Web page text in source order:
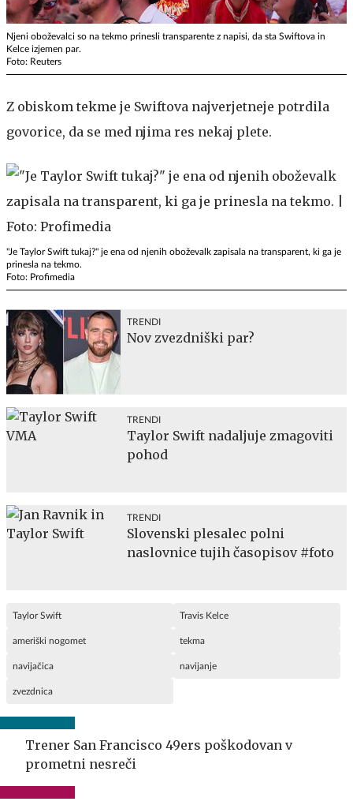
Njeni oboževalci so na tekmo prinesli transparente z napisi, da sta Swiftova in
Kelce izjemen par.
Foto: Reuters
Z obiskom tekme je Swiftova najverjetneje potrdila
govorice, da se med njima res nekaj plete.
"Je Taylor Swift tukaj?" je ena od njenih oboževalk zapisala na transparent, ki ga je
prinesla na tekmo.
Foto: Profimedia
TRENDI
Nov zvezdniški par?
TRENDI
Taylor Swift nadaljuje zmagoviti
pohod
TRENDI
Slovenski plesalec polni
naslovnice tujih časopisov #foto
Taylor Swift Travis Kelce
ameriški nogomet tekma
navijačica navijanje
zvezdnica
Trener San Francisco 49ers poškodovan v
prometni nesreči